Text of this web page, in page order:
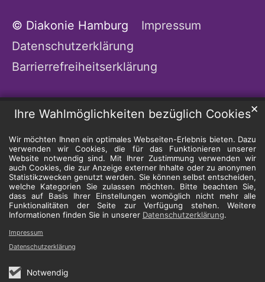
Ihre Wahlmöglichkeiten bezüglich Cookies
Wir möchten Ihnen ein optimales Webseiten-Erlebnis bieten. Dazu
verwenden wir Cookies, die für das Funktionieren unserer
Website notwendig sind. Mit Ihrer Zustimmung verwenden wir
auch Cookies, die zur Anzeige externer Inhalte oder zu anonymen
Statistikzwecken genutzt werden. Sie können selbst entscheiden,
welche Kategorien Sie zulassen möchten. Bitte beachten Sie,
dass auf Basis Ihrer Einstellungen womöglich nicht mehr alle
Funktionalitäten der Seite zur Verfügung stehen. Weitere
Informationen finden Sie in unserer Datenschutzerklärung.
Notwendig
✕
Impressum
Datenschutzerklärung
© Diakonie Hamburg
Impressum
Datenschutzerklärung
Barrierrefreiheitserklärung